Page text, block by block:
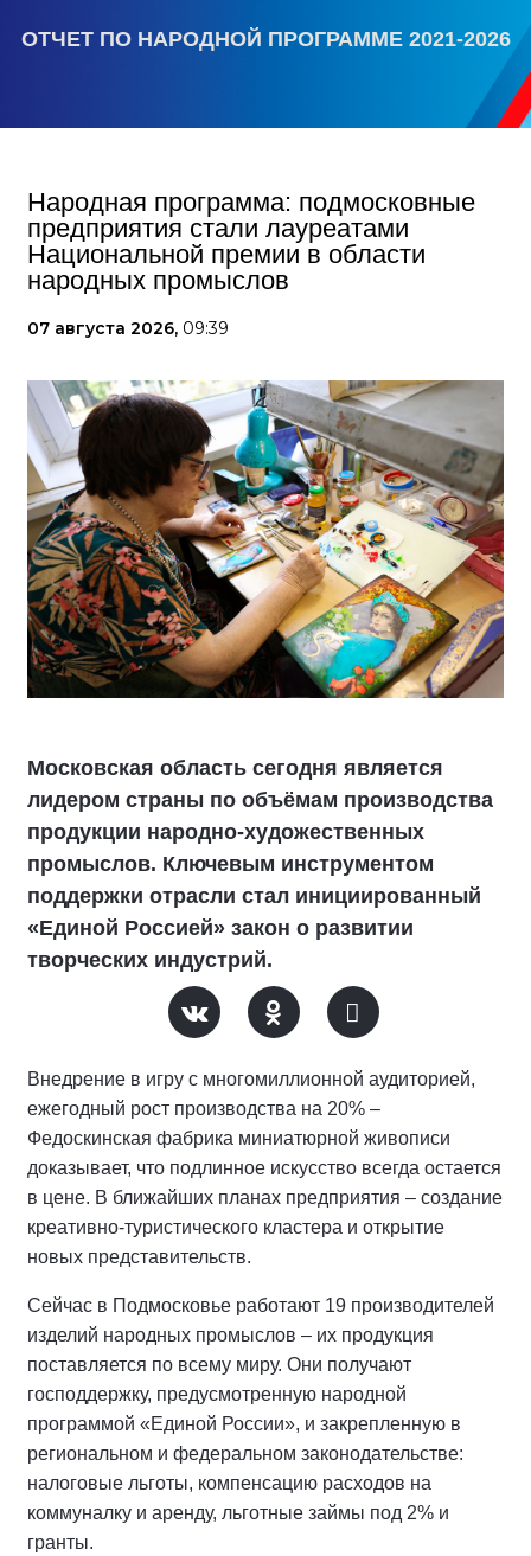
ОТЧЕТ ПО НАРОДНОЙ ПРОГРАММЕ 2021-2026
Народная программа: подмосковные
предприятия стали лауреатами
Национальной премии в области
народных промыслов
07 августа 2026, 09:39
Московская область сегодня является
лидером страны по объёмам производства
продукции народно-художественных
промыслов. Ключевым инструментом
поддержки отрасли стал инициированный
«Единой Россией» закон о развитии
творческих индустрий.
Внедрение в игру с многомиллионной аудиторией,
ежегодный рост производства на 20% –
Федоскинская фабрика миниатюрной живописи
доказывает, что подлинное искусство всегда остается
в цене. В ближайших планах предприятия – создание
креативно-туристического кластера и открытие
новых представительств.
Сейчас в Подмосковье работают 19 производителей
изделий народных промыслов – их продукция
поставляется по всему миру. Они получают
господдержку, предусмотренную народной
программой «Единой России», и закрепленную в
региональном и федеральном законодательстве:
налоговые льготы, компенсацию расходов на
коммуналку и аренду, льготные займы под 2% и
гранты.